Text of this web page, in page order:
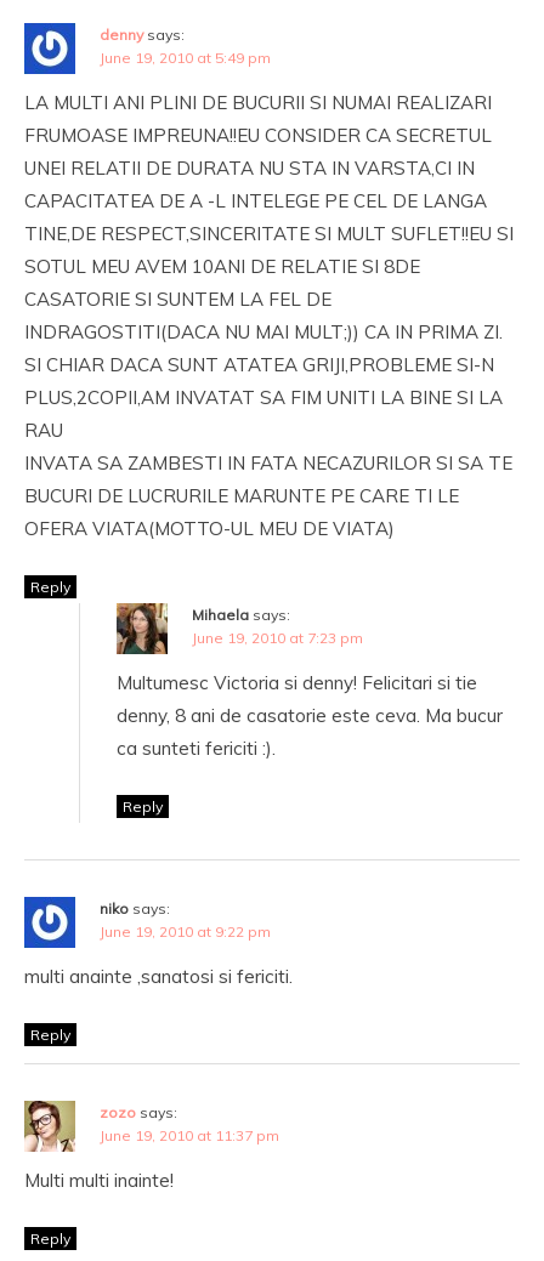
denny says:
June 19, 2010 at 5:49 pm
LA MULTI ANI PLINI DE BUCURII SI NUMAI REALIZARI
FRUMOASE IMPREUNA!!EU CONSIDER CA SECRETUL
UNEI RELATII DE DURATA NU STA IN VARSTA,CI IN
CAPACITATEA DE A -L INTELEGE PE CEL DE LANGA
TINE,DE RESPECT,SINCERITATE SI MULT SUFLET!!EU SI
SOTUL MEU AVEM 10ANI DE RELATIE SI 8DE
CASATORIE SI SUNTEM LA FEL DE
INDRAGOSTITI(DACA NU MAI MULT;)) CA IN PRIMA ZI.
SI CHIAR DACA SUNT ATATEA GRIJI,PROBLEME SI-N
PLUS,2COPII,AM INVATAT SA FIM UNITI LA BINE SI LA
RAU
INVATA SA ZAMBESTI IN FATA NECAZURILOR SI SA TE
BUCURI DE LUCRURILE MARUNTE PE CARE TI LE
OFERA VIATA(MOTTO-UL MEU DE VIATA)
Reply
Mihaela says:
June 19, 2010 at 7:23 pm
Multumesc Victoria si denny! Felicitari si tie
denny, 8 ani de casatorie este ceva. Ma bucur
ca sunteti fericiti :).
Reply
niko says:
June 19, 2010 at 9:22 pm
multi anainte ,sanatosi si fericiti.
Reply
zozo says:
June 19, 2010 at 11:37 pm
Multi multi inainte!
Reply